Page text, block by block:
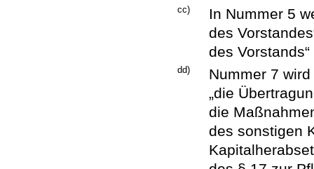
cc)
In Nummer 5
des
des
dd)
Nummer 7
„die
die
des sonstigen